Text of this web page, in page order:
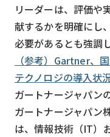
リーダーは、評価や
献するかを明確にし
必要があるとも強調
（参考）Gartner、
テクノロジの導入状
ガートナージャパン
ガートナージャパン
は、情報技術（IT）